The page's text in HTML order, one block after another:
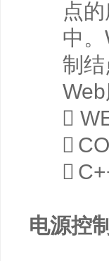
点
中
制



电源控